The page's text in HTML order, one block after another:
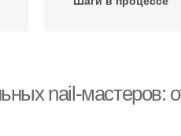
nail-мастеров: